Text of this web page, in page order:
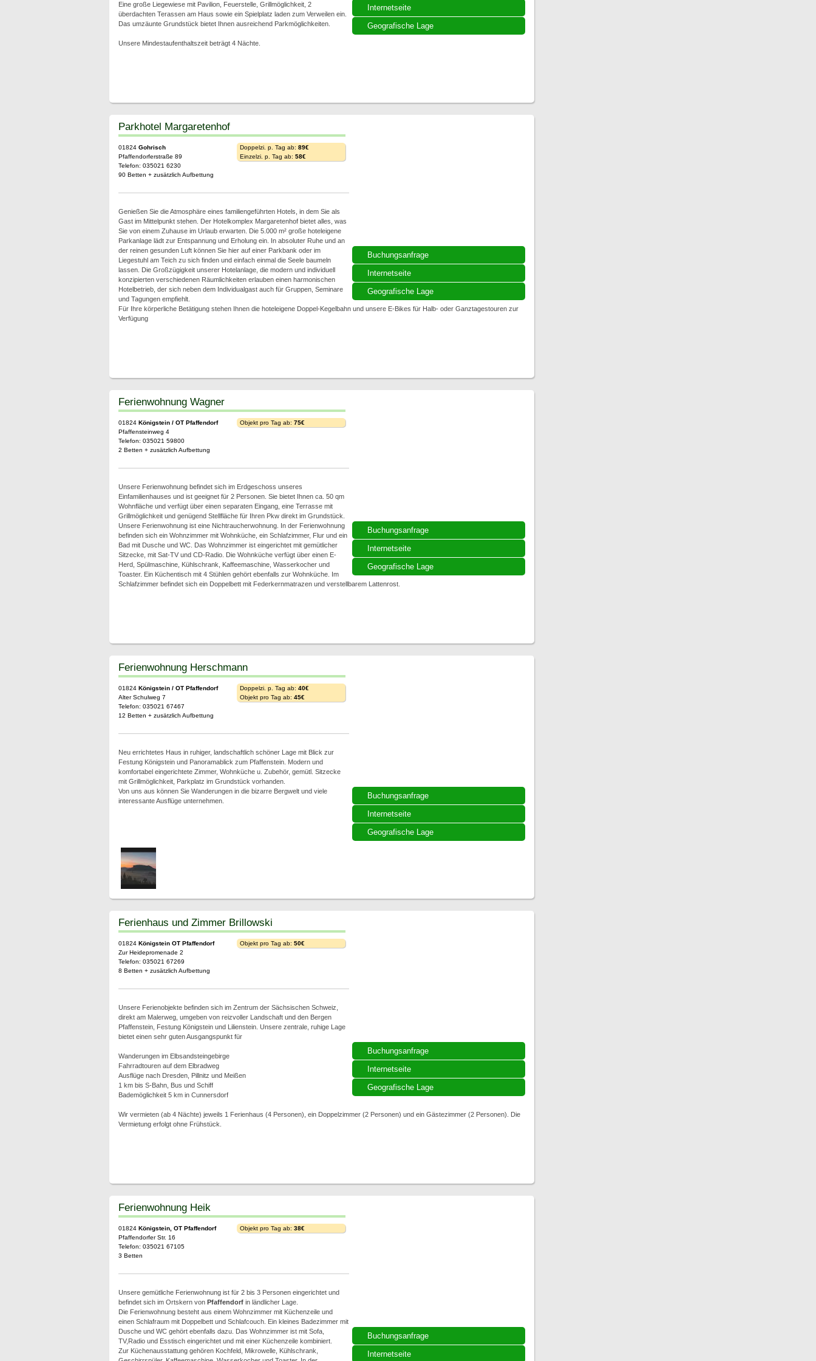
Internetseite
Geografische Lage
Eine große Liegewiese mit Pavilion, Feuerstelle, Grillmöglichkeit, 2
überdachten Terassen am Haus sowie ein Spielplatz laden zum Verweilen ein.
Das umzäunte Grundstück bietet Ihnen ausreichend Parkmöglichkeiten.
Unsere Mindestaufenthaltszeit beträgt 4 Nächte.
Buchungsanfrage
Internetseite
Geografische Lage
Parkhotel Margaretenhof
01824 Gohrisch
Pfaffendorferstraße 89
Telefon: 035021 6230
90 Betten + zusätzlich Aufbettung
Doppelzi. p. Tag ab: 89€
Einzelzi. p. Tag ab: 58€
Genießen Sie die Atmosphäre eines familiengeführten Hotels, in dem Sie als
Gast im Mittelpunkt stehen. Der Hotelkomplex Margaretenhof bietet alles, was
Sie von einem Zuhause im Urlaub erwarten. Die 5.000 m² große hoteleigene
Parkanlage lädt zur Entspannung und Erholung ein. In absoluter Ruhe und an
der reinen gesunden Luft können Sie hier auf einer Parkbank oder im
Liegestuhl am Teich zu sich finden und einfach einmal die Seele baumeln
lassen. Die Großzügigkeit unserer Hotelanlage, die modern und individuell
konzipierten verschiedenen Räumlichkeiten erlauben einen harmonischen
Hotelbetrieb, der sich neben dem Individualgast auch für Gruppen, Seminare
und Tagungen empfiehlt.
Für Ihre körperliche Betätigung stehen Ihnen die hoteleigene Doppel-Kegelbahn und unsere E-Bikes für Halb- oder Ganztagestouren zur
Verfügung
Buchungsanfrage
Internetseite
Geografische Lage
Ferienwohnung Wagner
01824 Königstein / OT Pfaffendorf
Pfaffensteinweg 4
Telefon: 035021 59800
2 Betten + zusätzlich Aufbettung
Objekt pro Tag ab: 75€
Unsere Ferienwohnung befindet sich im Erdgeschoss unseres
Einfamilienhauses und ist geeignet für 2 Personen. Sie bietet Ihnen ca. 50 qm
Wohnfläche und verfügt über einen separaten Eingang, eine Terrasse mit
Grillmöglichkeit und genügend Stellfläche für Ihren Pkw direkt im Grundstück.
Unsere Ferienwohnung ist eine Nichtraucherwohnung. In der Ferienwohnung
befinden sich ein Wohnzimmer mit Wohnküche, ein Schlafzimmer, Flur und ein
Bad mit Dusche und WC. Das Wohnzimmer ist eingerichtet mit gemütlicher
Sitzecke, mit Sat-TV und CD-Radio. Die Wohnküche verfügt über einen E-
Herd, Spülmaschine, Kühlschrank, Kaffeemaschine, Wasserkocher und
Toaster. Ein Küchentisch mit 4 Stühlen gehört ebenfalls zur Wohnküche. Im
Schlafzimmer befindet sich ein Doppelbett mit Federkernmatrazen und verstellbarem Lattenrost.
Buchungsanfrage
Internetseite
Geografische Lage
Ferienwohnung Herschmann
01824 Königstein / OT Pfaffendorf
Alter Schulweg 7
Telefon: 035021 67467
12 Betten + zusätzlich Aufbettung
Doppelzi. p. Tag ab: 40€
Objekt pro Tag ab: 45€
Neu errichtetes Haus in ruhiger, landschaftlich schöner Lage mit Blick zur
Festung Königstein und Panoramablick zum Pfaffenstein. Modern und
komfortabel eingerichtete Zimmer, Wohnküche u. Zubehör, gemütl. Sitzecke
mit Grillmöglichkeit, Parkplatz im Grundstück vorhanden.
Von uns aus können Sie Wanderungen in die bizarre Bergwelt und viele
interessante Ausflüge unternehmen.
Buchungsanfrage
Internetseite
Geografische Lage
Ferienhaus und Zimmer Brillowski
01824 Königstein OT Pfaffendorf
Zur Heidepromenade 2
Telefon: 035021 67269
8 Betten + zusätzlich Aufbettung
Objekt pro Tag ab: 50€
Unsere Ferienobjekte befinden sich im Zentrum der Sächsischen Schweiz,
direkt am Malerweg, umgeben von reizvoller Landschaft und den Bergen
Pfaffenstein, Festung Königstein und Lilienstein. Unsere zentrale, ruhige Lage
bietet einen sehr guten Ausgangspunkt für
Wanderungen im Elbsandsteingebirge
Fahrradtouren auf dem Elbradweg
Ausflüge nach Dresden, Pillnitz und Meißen
1 km bis S-Bahn, Bus und Schiff
Bademöglichkeit 5 km in Cunnersdorf
Wir vermieten (ab 4 Nächte) jeweils 1 Ferienhaus (4 Personen), ein Doppelzimmer (2 Personen) und ein Gästezimmer (2 Personen). Die
Vermietung erfolgt ohne Frühstück.
Buchungsanfrage
Internetseite
Ferienwohnung Heik
01824 Königstein, OT Pfaffendorf
Pfaffendorfer Str. 16
Telefon: 035021 67105
3 Betten
Objekt pro Tag ab: 38€
Unsere gemütliche Ferienwohnung ist für 2 bis 3 Personen eingerichtet und
befindet sich im Ortskern von Pfaffendorfin ländlicher Lage.
Die Ferienwohnung besteht aus einem Wohnzimmer mit Küchenzeile und
einen Schlafraum mit Doppelbett und Schlafcouch. Ein kleines Badezimmer mit
Dusche und WC gehört ebenfalls dazu. Das Wohnzimmer ist mit Sofa,
TV,Radio und Esstisch eingerichtet und mit einer Küchenzeile kombiniert.
Zur Küchenausstattung gehören Kochfeld, Mikrowelle, Kühlschrank,